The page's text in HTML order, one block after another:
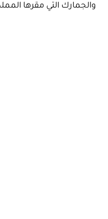
والجمارك التي مقرها